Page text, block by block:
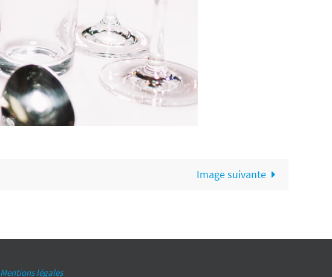
Image suivante
Mentions légales